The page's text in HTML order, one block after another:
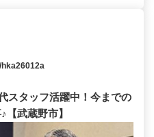
スタッフ活躍中！今までの
武蔵野市】